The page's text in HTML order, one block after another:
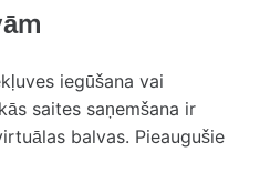
iegūšana vai
saites saņemšana ir
balvas. Pieaugušie